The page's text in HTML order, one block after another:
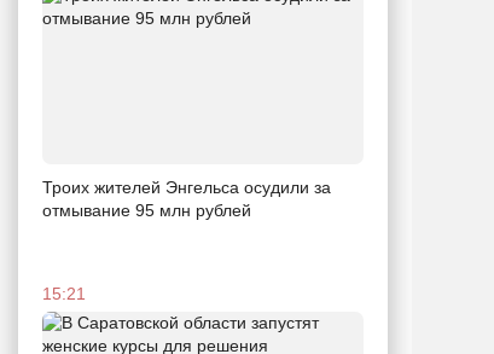
Троих жителей Энгельса осудили за
отмывание 95 млн рублей
15:21